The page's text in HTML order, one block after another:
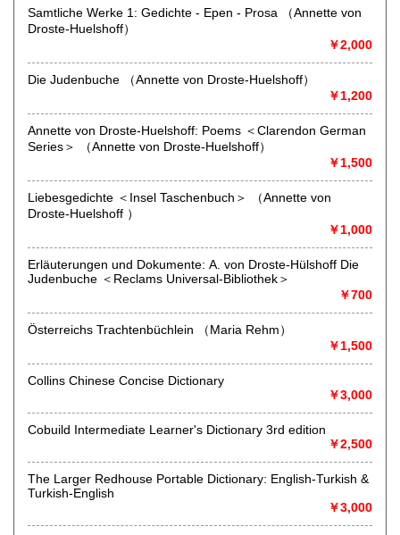
600円
-
取り扱い分野
哲学宗教、歴史、社会科学、サブカルチャー、古書一般（そ
Samtliche Werke 1: Gedichte - Epen - Prosa （Annette von
Droste-Huelshoff）
￥2,000
Die Judenbuche （Annette von Droste-Huelshoff）
￥1,200
Annette von Droste-Huelshoff: Poems ＜Clarendon German
Series＞ （Annette von Droste-Huelshoff）
￥1,500
Liebesgedichte ＜Insel Taschenbuch＞ （Annette von
Droste-Huelshoff ）
￥1,000
Erläuterungen und Dokumente: A. von Droste-Hülshoff Die
Judenbuche ＜Reclams Universal-Bibliothek＞
￥700
Österreichs Trachtenbüchlein （Maria Rehm）
￥1,500
Collins Chinese Concise Dictionary
￥3,000
Cobuild Intermediate Learner's Dictionary 3rd edition
￥2,500
The Larger Redhouse Portable Dictionary: English-Turkish &
Turkish-English
￥3,000